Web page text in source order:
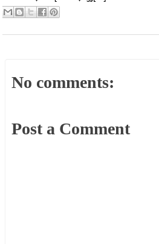
No comments:
Post a Comment